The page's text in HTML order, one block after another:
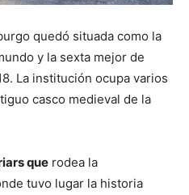
quedó situada como la
y la sexta mejor de
La institución ocupa varios
casco medieval de la
que rodea la
tuvo lugar la historia